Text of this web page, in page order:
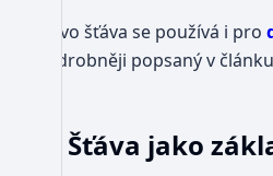
Slovo šťáva se používá i pro
podrobněji popsaný v článku
Šťáva jako